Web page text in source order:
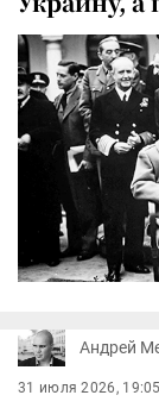
Андрей
31 июля 2026, 19:05